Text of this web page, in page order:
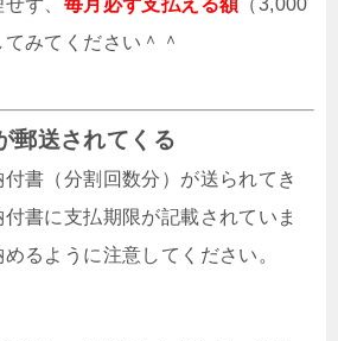
ず、 毎月必ず支払える額（3,000
みてください＾＾
郵送されてくる
書（分割回数分）が送られてき
書に支払期限が記載されていま
るように注意してください。